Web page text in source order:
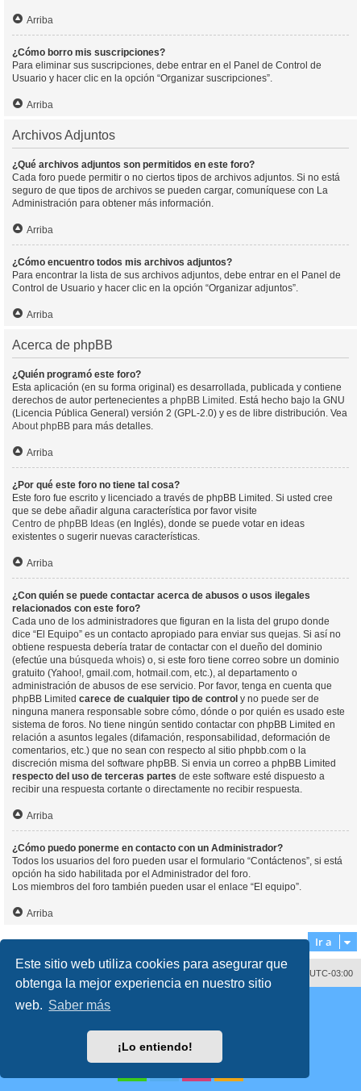
Este sitio web utiliza cookies para asegurar que
obtenga la mejor experiencia en nuestro sitio
web. Saber más
¡Lo entiendo!
Arriba
¿Cómo borro mis suscripciones?
Para eliminar sus suscripciones, debe entrar en el Panel de Control de
Usuario y hacer clic en la opción “Organizar suscripciones”.
Arriba
Archivos Adjuntos
¿Qué archivos adjuntos son permitidos en este foro?
Cada foro puede permitir o no ciertos tipos de archivos adjuntos. Si no está
seguro de que tipos de archivos se pueden cargar, comuníquese con La
Administración para obtener más información.
Arriba
¿Cómo encuentro todos mis archivos adjuntos?
Para encontrar la lista de sus archivos adjuntos, debe entrar en el Panel de
Control de Usuario y hacer clic en la opción “Organizar adjuntos”.
Arriba
Acerca de phpBB
¿Quién programó este foro?
Esta aplicación (en su forma original) es desarrollada, publicada y contiene
derechos de autor pertenecientes a phpBB Limited . Está hecho bajo la GNU
(Licencia Pública General) versión 2 (GPL-2.0) y es de libre distribución. Vea
About phpBB para más detalles.
Arriba
¿Por qué este foro no tiene tal cosa?
Este foro fue escrito y licenciado a través de phpBB Limited. Si usted cree
que se debe añadir alguna característica por favor visite
Centro de phpBB Ideas (en Inglés), donde se puede votar en ideas
existentes o sugerir nuevas características.
Arriba
¿Con quién se puede contactar acerca de abusos o usos ilegales
relacionados con este foro?
Cada uno de los administradores que figuran en la lista del grupo donde
dice “El Equipo” es un contacto apropiado para enviar sus quejas. Si así no
obtiene respuesta debería tratar de contactar con el dueño del dominio
(efectúe una búsqueda whois) o, si este foro tiene correo sobre un dominio
gratuito (Yahoo!, gmail.com, hotmail.com, etc.), al departamento o
administración de abusos de ese servicio. Por favor, tenga en cuenta que
phpBB Limited carece de cualquier tipo de control y no puede ser de
ninguna manera responsable sobre cómo, dónde o por quién es usado este
sistema de foros. No tiene ningún sentido contactar con phpBB Limited en
relación a asuntos legales (difamación, responsabilidad, deformación de
comentarios, etc.) que no sean con respecto al sitio phpbb.com o la
discreción misma del software phpBB. Si envia un correo a phpBB Limited
respecto del uso de terceras partes de este software esté dispuesto a
recibir una respuesta cortante o directamente no recibir respuesta.
Arriba
¿Cómo puedo ponerme en contacto con un Administrador?
Todos los usuarios del foro pueden usar el formulario “Contáctenos”, si está
opción ha sido habilitada por el Administrador del foro.
Los miembros del foro también pueden usar el enlace “El equipo”.
Arriba
Ir a
Todos los horarios son UTC-03:00
Borrar cookies
Desarrollado por
® Forum Software © phpBB Limited
Traducción al español porphpBB España
Condiciones